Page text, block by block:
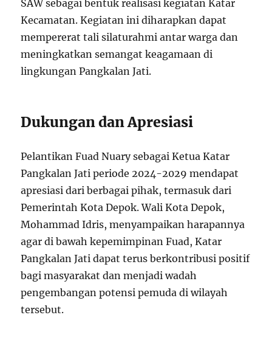
SAW sebagai bentuk realisasi kegiatan Katar
Kecamatan. Kegiatan ini diharapkan dapat
mempererat tali silaturahmi antar warga dan
meningkatkan semangat keagamaan di
lingkungan Pangkalan Jati.
Dukungan dan Apresiasi
Pelantikan Fuad Nuary sebagai Ketua Katar
Pangkalan Jati periode 2024-2029 mendapat
apresiasi dari berbagai pihak, termasuk dari
Pemerintah Kota Depok. Wali Kota Depok,
Mohammad Idris, menyampaikan harapannya
agar di bawah kepemimpinan Fuad, Katar
Pangkalan Jati dapat terus berkontribusi positif
bagi masyarakat dan menjadi wadah
pengembangan potensi pemuda di wilayah
tersebut.